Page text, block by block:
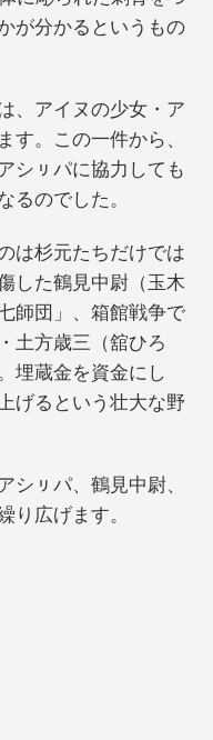
が分かるというもの
、アイヌの少女・ア
す。この一件から、
シㇼパに協力しても
るのでした。
は杉元たちだけでは
した鶴見中尉（玉木
師団」、箱館戦争で
土方歳三（舘ひろ
埋蔵金を資金にし
げるという壮大な野
ㇼパ、鶴見中尉、
り広げます。